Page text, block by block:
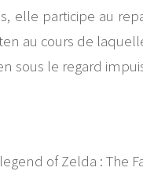
elle participe au
au cours de
sous le regard
of Zelda : The